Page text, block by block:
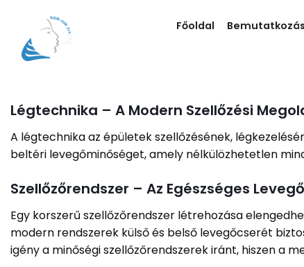
content
Főoldal Bemutatkozás
Légtechnika – A Modern Szellőzési
A légtechnika az épületek szellőzésének,
beltéri levegőminőséget, amely nélkülözhetetlen
Szellőzőrendszer – Az Egészséges
Egy korszerű szellőzőrendszer létrehozása
modern rendszerek külső és belső levegőcserét
igény a minőségi szellőzőrendszerek iránt, hiszen a